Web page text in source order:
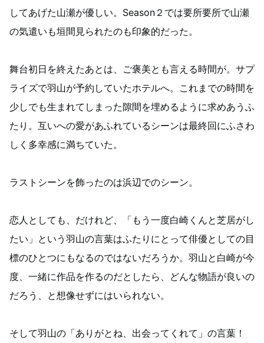
してあげた山瀬が優しい。Season２では要所要所で山瀬
の気遣いも垣間見られたのも印象的だった。
舞台初日を終えたあとは、ご褒美とも言える時間が。サプ
ライズで羽山が予約していたホテルへ。これまでの時間を
少しでも生まれてしまった隙間を埋めるように求めあうふ
たり。互いへの愛があふれているシーンは最終回にふさわ
しく多幸感に満ちていた。
ラストシーンを飾ったのは浜辺でのシーン。
恋人としても、だけれど、「もう一度白崎くんと芝居がし
たい」という羽山の言葉はふたりにとって俳優としての目
標のひとつにもなるのではないだろうか。羽山と白崎が今
度、一緒に作品を作るのだとしたら、どんな物語が良いの
だろう、と想像せずにはいられない。
そして羽山の「ありがとね、出会ってくれて」の言葉！